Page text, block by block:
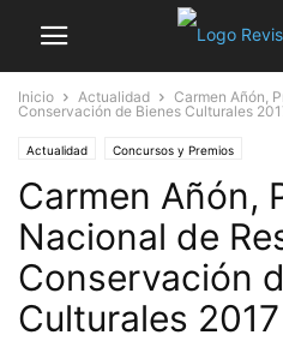
Inicio Actualidad
Carmen Añón,
Conservación de Bienes Culturales
Actualidad Concursos y Premios
Carmen Añón,
Nacional de
Conservación
Culturales 2017